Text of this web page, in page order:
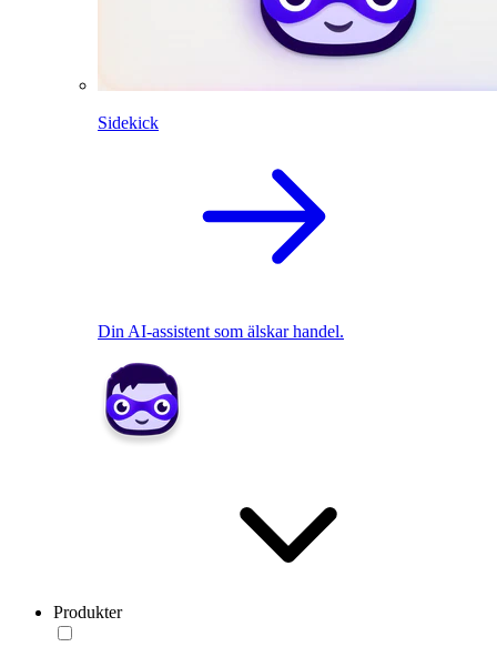
Sidekick
Din AI-assistent som älskar handel.
Produkter